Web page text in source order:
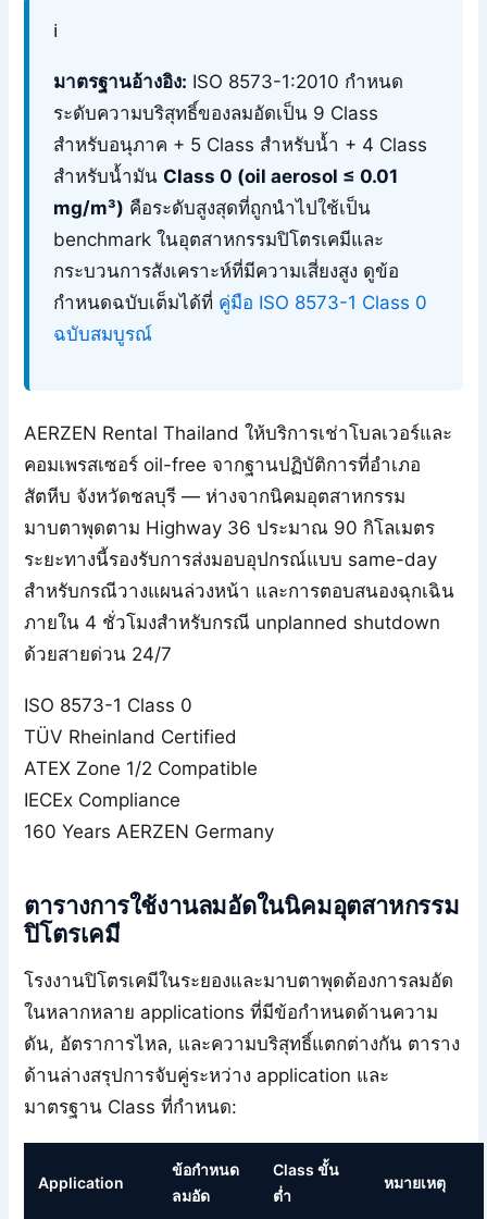
ℹ️
มาตรฐานอ้างอิง: ISO 8573-1:2010 กำหนด
ระดับความบริสุทธิ์ของลมอัดเป็น 9 Class
สำหรับอนุภาค + 5 Class สำหรับน้ำ + 4 Class
สำหรับน้ำมัน Class 0 (oil aerosol ≤ 0.01
mg/m³) คือระดับสูงสุดที่ถูกนำไปใช้เป็น
benchmark ในอุตสาหกรรมปิโตรเคมีและ
กระบวนการสังเคราะห์ที่มีความเสี่ยงสูง ดูข้อ
กำหนดฉบับเต็มได้ที่ คู่มือ ISO 8573-1 Class 0
ฉบับสมบูรณ์
AERZEN Rental Thailand ให้บริการเช่าโบลเวอร์และ
คอมเพรสเซอร์ oil-free จากฐานปฏิบัติการที่อำเภอ
สัตหีบ จังหวัดชลบุรี — ห่างจากนิคมอุตสาหกรรม
มาบตาพุดตาม Highway 36 ประมาณ 90 กิโลเมตร
ระยะทางนี้รองรับการส่งมอบอุปกรณ์แบบ same-day
สำหรับกรณีวางแผนล่วงหน้า และการตอบสนองฉุกเฉิน
ภายใน 4 ชั่วโมงสำหรับกรณี unplanned shutdown
ด้วยสายด่วน 24/7
ISO 8573-1 Class 0
TÜV Rheinland Certified
ATEX Zone 1/2 Compatible
IECEx Compliance
160 Years AERZEN Germany
ตารางการใช้งานลมอัดในนิคมอุตสาหกรรม
ปิโตรเคมี
โรงงานปิโตรเคมีในระยองและมาบตาพุดต้องการลมอัด
ในหลากหลาย applications ที่มีข้อกำหนดด้านความ
ดัน, อัตราการไหล, และความบริสุทธิ์แตกต่างกัน ตาราง
ด้านล่างสรุปการจับคู่ระหว่าง application และ
มาตรฐาน Class ที่กำหนด:
Application
ข้อกำหนด
ลมอัด
Class ขั้น
ต่ำ
หมายเหตุ